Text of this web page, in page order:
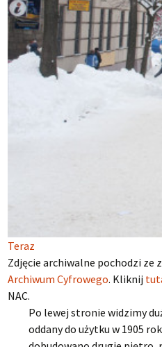
Teraz
Zdjęcie archiwalne pochodzi ze
Archiwum Cyfrowego. Kliknij
NAC.
Po lewej stronie widzimy
oddany do użytku w 1905